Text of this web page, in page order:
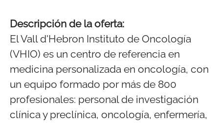
Descripción de la oferta:
El Vall d'Hebron Instituto de Oncología
(VHIO) es un centro de referencia en
medicina personalizada en oncología, con
un equipo formado por más de 800
profesionales: personal de investigación
clínica y preclínica, oncología, enfermería,